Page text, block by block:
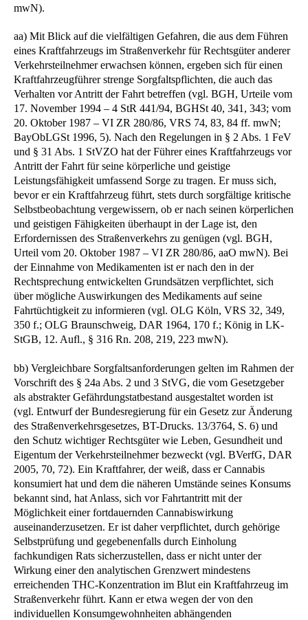
mwN).
aa) Mit Blick auf die vielfältigen Gefahren, die aus dem Führen
eines Kraftfahrzeugs im Straßenverkehr für Rechtsgüter anderer
Verkehrsteilnehmer erwachsen können, ergeben sich für einen
Kraftfahrzeugführer strenge Sorgfaltspflichten, die auch das
Verhalten vor Antritt der Fahrt betreffen (vgl. BGH, Urteile vom
17. November 1994 – 4 StR 441/94, BGHSt 40, 341, 343; vom
20. Oktober 1987 – VI ZR 280/86, VRS 74, 83, 84 ff. mwN;
BayObLGSt 1996, 5). Nach den Regelungen in § 2 Abs. 1 FeV
und § 31 Abs. 1 StVZO hat der Führer eines Kraftfahrzeugs vor
Antritt der Fahrt für seine körperliche und geistige
Leistungsfähigkeit umfassend Sorge zu tragen. Er muss sich,
bevor er ein Kraftfahrzeug führt, stets durch sorgfältige kritische
Selbstbeobachtung vergewissern, ob er nach seinen körperlichen
und geistigen Fähigkeiten überhaupt in der Lage ist, den
Erfordernissen des Straßenverkehrs zu genügen (vgl. BGH,
Urteil vom 20. Oktober 1987 – VI ZR 280/86, aaO mwN). Bei
der Einnahme von Medikamenten ist er nach den in der
Rechtsprechung entwickelten Grundsätzen verpflichtet, sich
über mögliche Auswirkungen des Medikaments auf seine
Fahrtüchtigkeit zu informieren (vgl. OLG Köln, VRS 32, 349,
350 f.; OLG Braunschweig, DAR 1964, 170 f.; König in LK-
StGB, 12. Aufl., § 316 Rn. 208, 219, 223 mwN).
bb) Vergleichbare Sorgfaltsanforderungen gelten im Rahmen der
Vorschrift des § 24a Abs. 2 und 3 StVG, die vom Gesetzgeber
als abstrakter Gefährdungstatbestand ausgestaltet worden ist
(vgl. Entwurf der Bundesregierung für ein Gesetz zur Änderung
des Straßenverkehrsgesetzes, BT-Drucks. 13/3764, S. 6) und
den Schutz wichtiger Rechtsgüter wie Leben, Gesundheit und
Eigentum der Verkehrsteilnehmer bezweckt (vgl. BVerfG, DAR
2005, 70, 72). Ein Kraftfahrer, der weiß, dass er Cannabis
konsumiert hat und dem die näheren Umstände seines Konsums
bekannt sind, hat Anlass, sich vor Fahrtantritt mit der
Möglichkeit einer fortdauernden Cannabiswirkung
auseinanderzusetzen. Er ist daher verpflichtet, durch gehörige
Selbstprüfung und gegebenenfalls durch Einholung
fachkundigen Rats sicherzustellen, dass er nicht unter der
Wirkung einer den analytischen Grenzwert mindestens
erreichenden THC-Konzentration im Blut ein Kraftfahrzeug im
Straßenverkehr führt. Kann er etwa wegen der von den
individuellen Konsumgewohnheiten abhängenden